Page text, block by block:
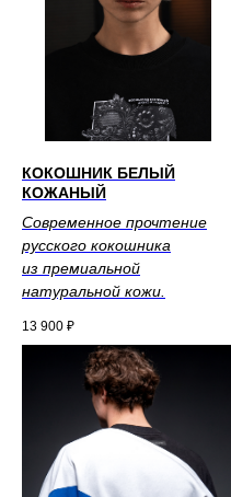
КОКОШНИК БЕЛЫЙ
КОЖАНЫЙ
Современное прочтение
русского кокошника
из премиальной
натуральной кожи.
13 900 ₽